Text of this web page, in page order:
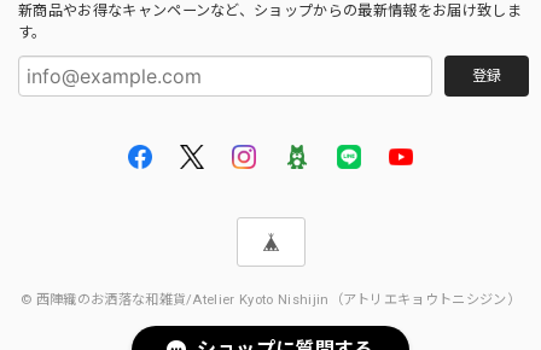
新商品やお得なキャンペーンなど、ショップからの最新情報をお届け致しま
す。
登録
© 西陣織のお洒落な和雑貨/Atelier Kyoto Nishijin（アトリエキョウトニシジン）